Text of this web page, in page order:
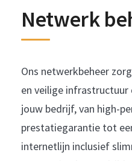
Netwerk
Ons netwerkbeheer
en veilige
jouw bedrijf, van high-
prestatiegarantie tot
internetlijn inclusief